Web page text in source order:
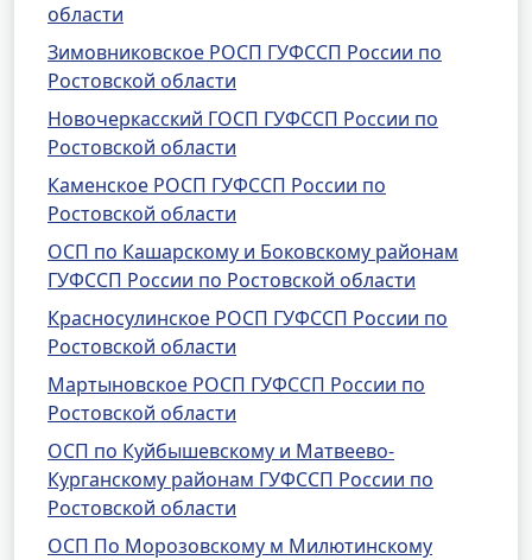
области
Зимовниковское РОСП ГУФССП России по
Ростовской области
Новочеркасский ГОСП ГУФССП России по
Ростовской области
Каменское РОСП ГУФССП России по
Ростовской области
ОСП по Кашарскому и Боковскому районам
ГУФССП России по Ростовской области
Красносулинское РОСП ГУФССП России по
Ростовской области
Мартыновское РОСП ГУФССП России по
Ростовской области
ОСП по Куйбышевскому и Матвеево-
Курганскому районам ГУФССП России по
Ростовской области
ОСП По Морозовскому м Милютинскому